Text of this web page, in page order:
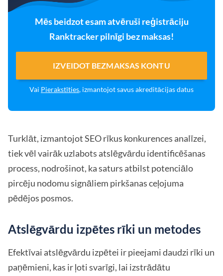
Mēs beidzot esam atvēruši reģistrāciju
Ranktracker pilnīgi bez maksas!
IZVEIDOT BEZMAKSAS KONTU
Vai Pierakstīties, izmantojot savus akreditācijas datus
Turklāt, izmantojot SEO rīkus konkurences analīzei,
tiek vēl vairāk uzlabots atslēgvārdu identificēšanas
process, nodrošinot, ka saturs atbilst potenciālo
pircēju nodomu signāliem pirkšanas ceļojuma
pēdējos posmos.
Atslēgvārdu izpētes rīki un metodes
Efektīvai atslēgvārdu izpētei ir pieejami daudzi rīki un
paņēmieni, kas ir ļoti svarīgi, lai izstrādātu